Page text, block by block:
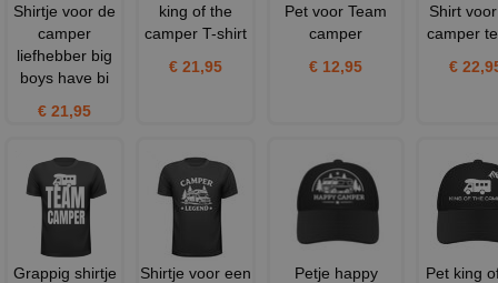
Shirtje voor de
camper
liefhebber big
boys have bi
€ 21,95
king of the
camper T-shirt
€ 21,95
Pet voor Team
camper
€ 12,95
Shirt
camper
€
Grappig shirtje
Shirtje voor een
Petje happy
Pet king